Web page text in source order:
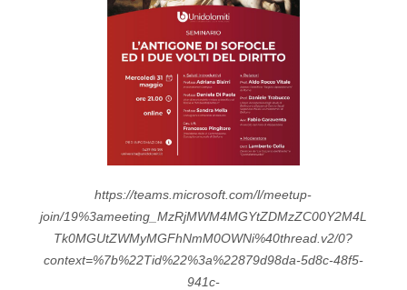
https://teams.microsoft.com/l/meetup-
join/19%3ameeting_MzRjMWM4MGYtZDMzZC00Y2M4L
Tk0MGUtZWMyMGFhNmM0OWNi%40thread.v2/0?
context=%7b%22Tid%22%3a%22879d98da-5d8c-48f5-
941c-